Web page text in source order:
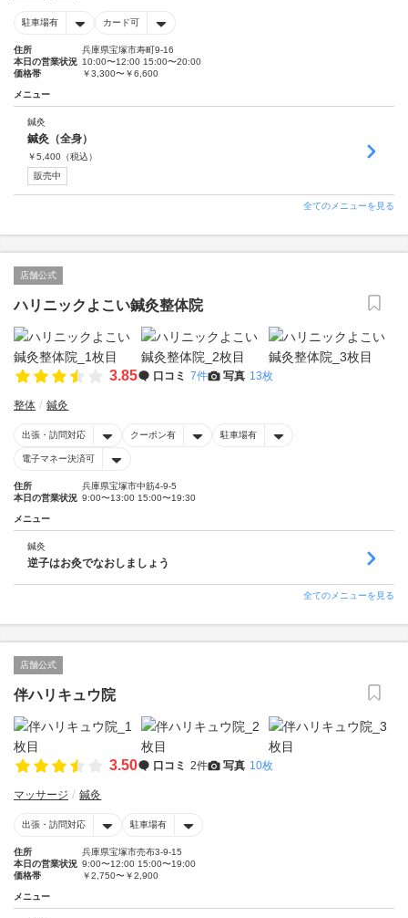
駐車場有 カード可
住所
兵庫県宝塚市寿町9-16
本日の営業状況 10:00〜12:00 15:00〜20:00
価格帯
￥3,300〜￥6,600
メニュー
鍼灸
鍼灸（全身）
￥5,400 （税込）
販売中
全てのメニューを見る
店舗公式
ハリニックよこい鍼灸整体院
3.85 口コミ 7件 写真 13枚
整体 鍼灸
出張・訪問対応 クーポン有 駐車場有
電子マネー決済可
住所
兵庫県宝塚市中筋4-9-5
本日の営業状況 9:00〜13:00 15:00〜19:30
メニュー
鍼灸
逆子はお灸でなおしましょう
全てのメニューを見る
店舗公式
伴ハリキュウ院
3.50 口コミ 2件 写真 10枚
マッサージ 鍼灸
出張・訪問対応 駐車場有
住所
兵庫県宝塚市売布3-9-15
本日の営業状況 9:00〜12:00 15:00〜19:00
価格帯
￥2,750〜￥2,900
メニュー